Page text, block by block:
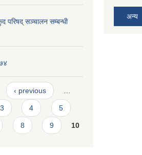
परिषद् सञ्चालन सम्बन्धी
‹ previous
3 4 5
8 9 10
अन्य